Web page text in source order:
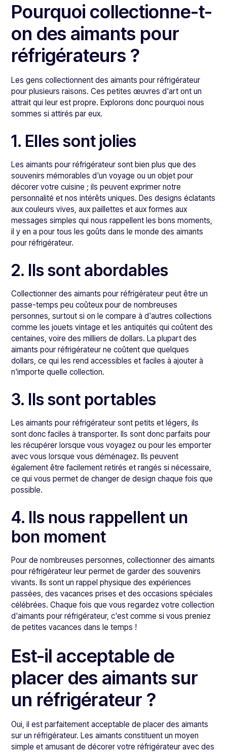
Pourquoi collectionne-t-
on des aimants pour
réfrigérateurs ?
Les gens collectionnent des aimants pour réfrigérateur
pour plusieurs raisons. Ces petites œuvres d'art ont un
attrait qui leur est propre. Explorons donc pourquoi nous
sommes si attirés par eux.
1. Elles sont jolies
Les aimants pour réfrigérateur sont bien plus que des
souvenirs mémorables d'un voyage ou un objet pour
décorer votre cuisine ; ils peuvent exprimer notre
personnalité et nos intérêts uniques. Des designs éclatants
aux couleurs vives, aux paillettes et aux formes aux
messages simples qui nous rappellent les bons moments,
il y en a pour tous les goûts dans le monde des aimants
pour réfrigérateur.
2. Ils sont abordables
Collectionner des aimants pour réfrigérateur peut être un
passe-temps peu coûteux pour de nombreuses
personnes, surtout si on le compare à d'autres collections
comme les jouets vintage et les antiquités qui coûtent des
centaines, voire des milliers de dollars. La plupart des
aimants pour réfrigérateur ne coûtent que quelques
dollars, ce qui les rend accessibles et faciles à ajouter à
n'importe quelle collection.
3. Ils sont portables
Les aimants pour réfrigérateur sont petits et légers, ils
sont donc faciles à transporter. Ils sont donc parfaits pour
les récupérer lorsque vous voyagez ou pour les emporter
avec vous lorsque vous déménagez. Ils peuvent
également être facilement retirés et rangés si nécessaire,
ce qui vous permet de changer de design chaque fois que
possible.
4. Ils nous rappellent un
bon moment
Pour de nombreuses personnes, collectionner des aimants
pour réfrigérateur leur permet de garder des souvenirs
vivants. Ils sont un rappel physique des expériences
passées, des vacances prises et des occasions spéciales
célébrées. Chaque fois que vous regardez votre collection
d'aimants pour réfrigérateur, c'est comme si vous preniez
de petites vacances dans le temps !
Est-il acceptable de
placer des aimants sur
un réfrigérateur ?
Oui, il est parfaitement acceptable de placer des aimants
sur un réfrigérateur. Les aimants constituent un moyen
simple et amusant de décorer votre réfrigérateur avec des